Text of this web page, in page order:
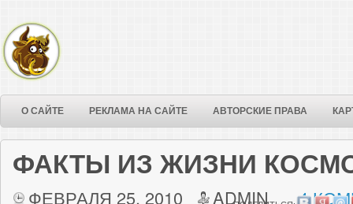
О САЙТЕ РЕКЛАМА НА САЙТЕ АВТОРСКИЕ ПРАВА
ФАКТЫ ИЗ ЖИЗНИ
ФЕВРАЛЯ 25, 2010 ADMIN 4